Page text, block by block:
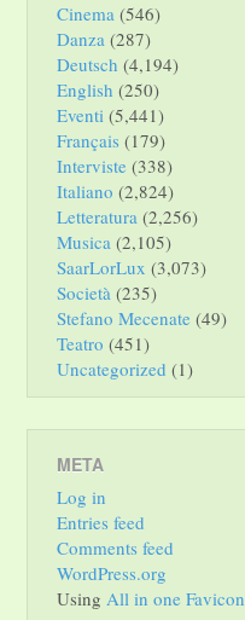
Cinema (546)
Danza (287)
Deutsch (4,194)
English (250)
Eventi (5,441)
Français (179)
Interviste (338)
Italiano (2,824)
Letteratura (2,256)
Musica (2,105)
SaarLorLux (3,073)
Società (235)
Stefano Mecenate (49)
Teatro (451)
Uncategorized (1)
META
Log in
Entries feed
Comments feed
WordPress.org
Using All in one Favicon